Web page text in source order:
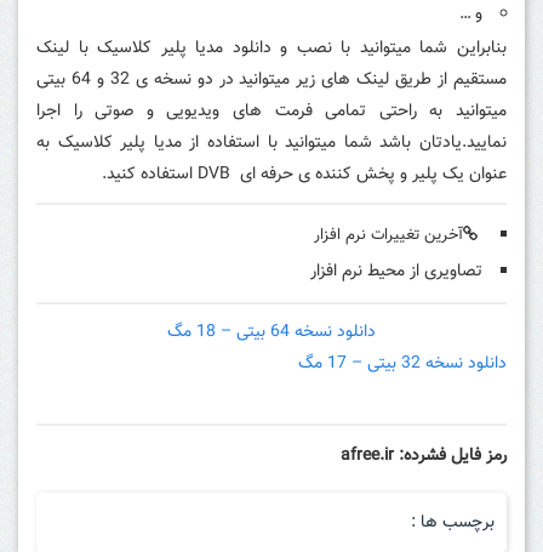
و …
بنابراین شما میتوانید با نصب و دانلود مدیا پلیر کلاسیکبا لینک
مستقیم از طریق لینک های زیر میتوانید در دو نسخه ی 32 و 64 بیتی
میتوانید به راحتی تمامی فرمت های ویدیویی و صوتی را اجرا
نمایید.یادتان باشد شما میتوانید با استفاده از مدیا پلیر کلاسیک به
عنوان یک پلیر و پخش کننده ی حرفه ای DVB استفاده کنید.
آخرین تغییرات نرم افزار
تصاویری از محیط نرم افزار
دانلود نسخه 64 بیتی – 18 مگ
دانلود نسخه 32 بیتی – 17 مگ
رمز فایل فشرده: afree.ir
برچسب ها :